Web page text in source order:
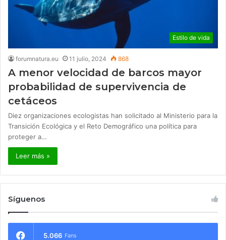
Estilo de vida
forumnatura.eu 11 julio, 2024 868
A menor velocidad de barcos mayor
probabilidad de supervivencia de
cetáceos
Diez organizaciones ecologistas han solicitado al Ministerio para la
Transición Ecológica y el Reto Demográfico una política para
proteger a…
Leer más »
Síguenos
5.066 Fans